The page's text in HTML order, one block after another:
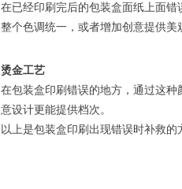
在已经印刷完后的包装盒面纸上面
整个色调统一，或者增加创意提供美
烫金工艺
在包装盒印刷错误的地方，通过这
意设计更能提供档次。
以上是包装盒印刷出现错误时补救的